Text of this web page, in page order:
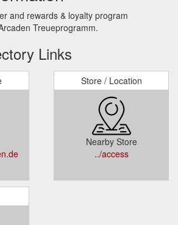
and rewards & loyalty program
Treueprogramm.
Links
Store / Location
Nearby Store
../access